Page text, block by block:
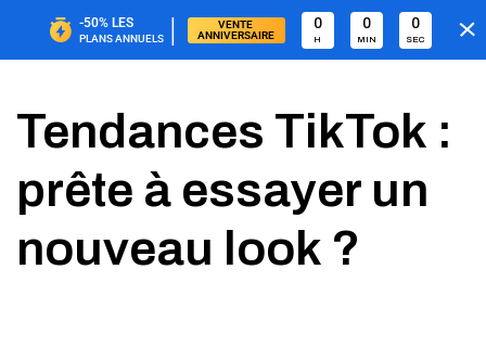
-50% LES
PLANS ANNUELS |
VENTE
ANNIVERSAIRE
0
H
0
MIN
0
SEC
Tendances TikTok :
prête à essayer un
nouveau look ?